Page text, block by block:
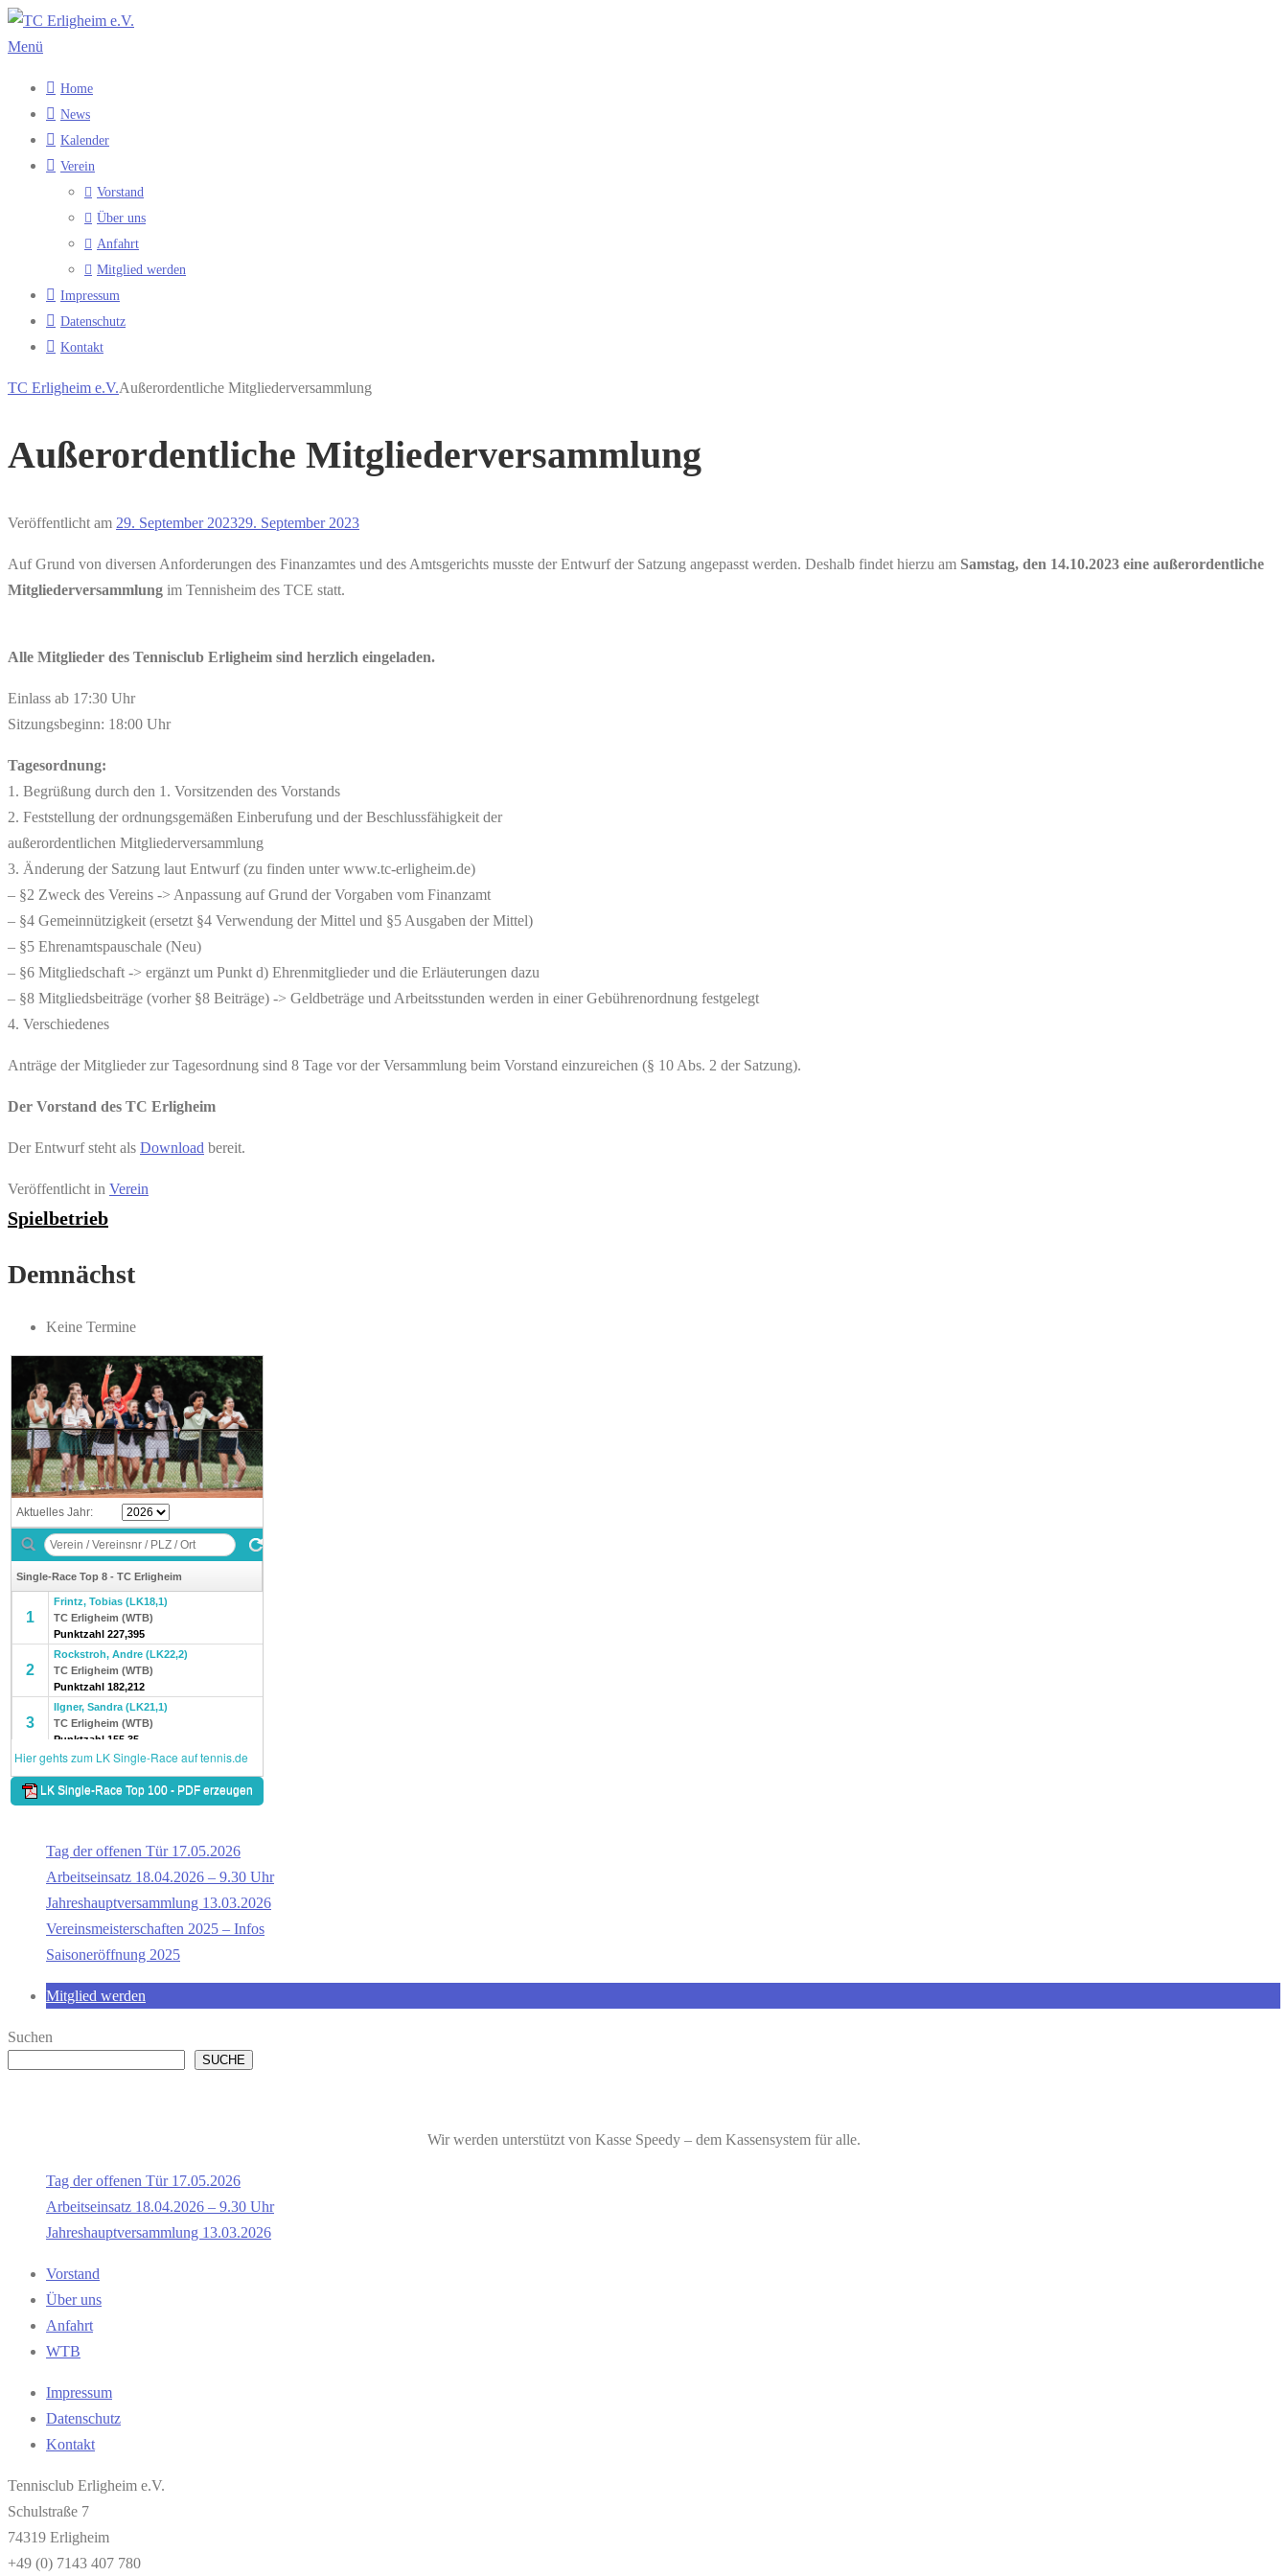
Zum
Inhalt
Menü
Home
News
Kalender
Verein
Vorstand
Über uns
Anfahrt
Mitglied werden
Impressum
Datenschutz
Kontakt
TC Erligheim e.V.Außerordentliche Mitgliederversammlung
Außerordentliche Mitgliederversammlung
Veröffentlicht am 29. September 202329. September 2023
Auf Grund von diversen Anforderungen des Finanzamtes und des Amtsgerichts musste der Entwurf der Satzung angepasst werden. Deshalb findet hierzu am Samstag, den 14.10.2023 eine außerordentliche
Mitgliederversammlung im Tennisheim des TCE statt.
Alle Mitglieder des Tennisclub Erligheim sind herzlich eingeladen.
Einlass ab 17:30 Uhr
Sitzungsbeginn: 18:00 Uhr
Tagesordnung:
1. Begrüßung durch den 1. Vorsitzenden des Vorstands
2. Feststellung der ordnungsgemäßen Einberufung und der Beschlussfähigkeit der
außerordentlichen Mitgliederversammlung
3. Änderung der Satzung laut Entwurf (zu finden unter www.tc-erligheim.de)
– §2 Zweck des Vereins -> Anpassung auf Grund der Vorgaben vom Finanzamt
– §4 Gemeinnützigkeit (ersetzt §4 Verwendung der Mittel und §5 Ausgaben der Mittel)
– §5 Ehrenamtspauschale (Neu)
– §6 Mitgliedschaft -> ergänzt um Punkt d) Ehrenmitglieder und die Erläuterungen dazu
– §8 Mitgliedsbeiträge (vorher §8 Beiträge) -> Geldbeträge und Arbeitsstunden werden in einer Gebührenordnung festgelegt
4. Verschiedenes
Anträge der Mitglieder zur Tagesordnung sind 8 Tage vor der Versammlung beim Vorstand einzureichen (§ 10 Abs. 2 der Satzung).
Der Vorstand des TC Erligheim
Der Entwurf steht als Download bereit.
Veröffentlicht in Verein
Spielbetrieb
Demnächst
Keine Termine
Tag der offenen Tür 17.05.2026
Arbeitseinsatz 18.04.2026 – 9.30 Uhr
Jahreshauptversammlung 13.03.2026
Vereinsmeisterschaften 2025 – Infos
Saisoneröffnung 2025
Mitglied werden
Suchen
SUCHE
Wir werden unterstützt von Kasse Speedy – dem Kassensystem für alle.
Tag der offenen Tür 17.05.2026
Arbeitseinsatz 18.04.2026 – 9.30 Uhr
Jahreshauptversammlung 13.03.2026
Vorstand
Über uns
Anfahrt
WTB
Impressum
Datenschutz
Kontakt
Tennisclub Erligheim e.V.
Schulstraße 7
74319 Erligheim
+49 (0) 7143 407 780